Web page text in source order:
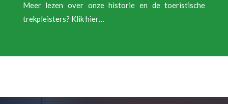
Meer lezen over onze historie en de toeristische
trekpleisters? Klik hier…